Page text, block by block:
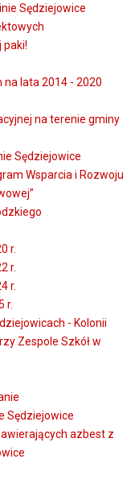
Sędziejowice
paki!
na lata 2014 - 2020
na terenie gminy
Sędziejowice
Wsparcia i Rozwoju
r.
r.
r.
r.
- Kolonii
Zespole Szkół w
Sędziejowice
azbest z